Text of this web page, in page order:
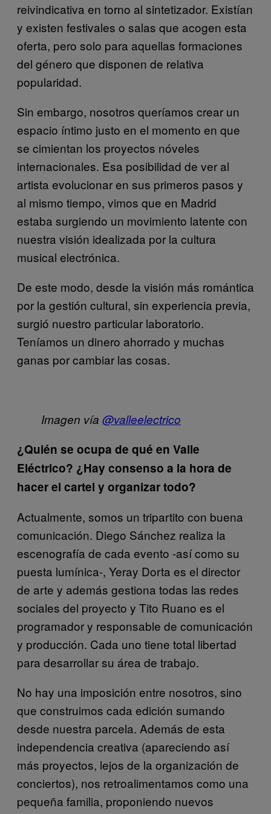
reivindicativa en torno al sintetizador. Existían
y existen festivales o salas que acogen esta
oferta, pero solo para aquellas formaciones
del género que disponen de relativa
popularidad.
Sin embargo, nosotros queríamos crear un
espacio íntimo justo en el momento en que
se cimientan los proyectos nóveles
internacionales. Esa posibilidad de ver al
artista evolucionar en sus primeros pasos y
al mismo tiempo, vimos que en Madrid
estaba surgiendo un movimiento latente con
nuestra visión idealizada por la cultura
musical electrónica.
De este modo, desde la visión más romántica
por la gestión cultural, sin experiencia previa,
surgió nuestro particular laboratorio.
Teníamos un dinero ahorrado y muchas
ganas por cambiar las cosas.
Imagen vía @valleelectrico
¿Quién se ocupa de qué en Valle
Eléctrico? ¿Hay consenso a la hora de
hacer el cartel y organizar todo?
Actualmente, somos un tripartito con buena
comunicación. Diego Sánchez realiza la
escenografía de cada evento -así como su
puesta lumínica-, Yeray Dorta es el director
de arte y además gestiona todas las redes
sociales del proyecto y Tito Ruano es el
programador y responsable de comunicación
y producción. Cada uno tiene total libertad
para desarrollar su área de trabajo.
No hay una imposición entre nosotros, sino
que construimos cada edición sumando
desde nuestra parcela. Además de esta
independencia creativa (apareciendo así
más proyectos, lejos de la organización de
conciertos), nos retroalimentamos como una
pequeña familia, proponiendo nuevos